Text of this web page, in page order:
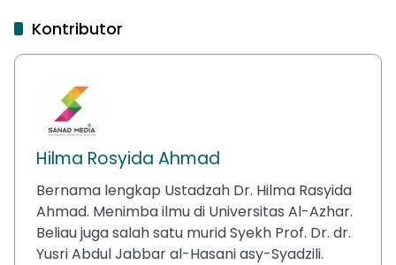
Kontributor
Hilma Rosyida Ahmad
Bernama lengkap Ustadzah Dr. Hilma Rasyida
Ahmad. Menimba ilmu di Universitas Al-Azhar.
Beliau juga salah satu murid Syekh Prof. Dr. dr.
Yusri Abdul Jabbar al-Hasani asy-Syadzili.